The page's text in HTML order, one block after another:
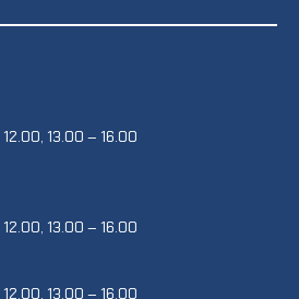
13.00 – 16.00
13.00 – 16.00
13.00 – 16.00